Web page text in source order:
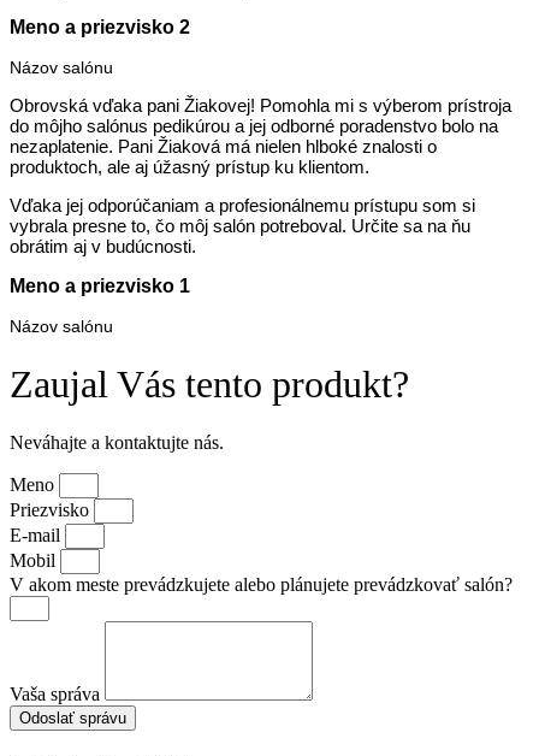
Meno a priezvisko 2
Názov salónu
Obrovská vďaka pani Žiakovej! Pomohla mi s výberom prístroja
do môjho salónus pedikúrou a jej odborné poradenstvo bolo na
nezaplatenie. Pani Žiaková má nielen hlboké znalosti o
produktoch, ale aj úžasný prístup ku klientom.
Vďaka jej odporúčaniam a profesionálnemu prístupu som si
vybrala presne to, čo môj salón potreboval. Určite sa na ňu
obrátim aj v budúcnosti.
Meno a priezvisko 1
Názov salónu
Zaujal Vás tento produkt?
Neváhajte a kontaktujte nás.
Meno
Priezvisko
E-mail
Mobil
V akom meste prevádzkujete alebo plánujete prevádzkovať salón?
Vaša správa
Odoslať správu